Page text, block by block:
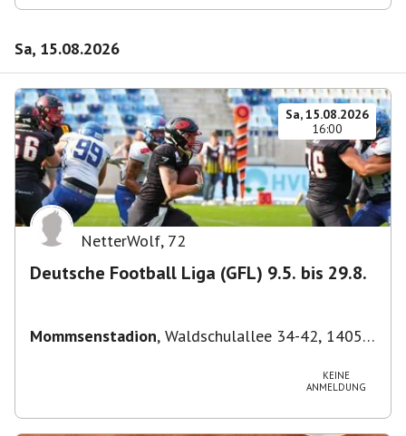
Sa, 15.08.2026
Sa, 15.08.2026
16:00
NetterWolf, 72
Deutsche Football Liga (GFL) 9.5. bis 29.8.
Mommsenstadion, Waldschulallee 34-42, 14055
KEINE
ANMELDUNG